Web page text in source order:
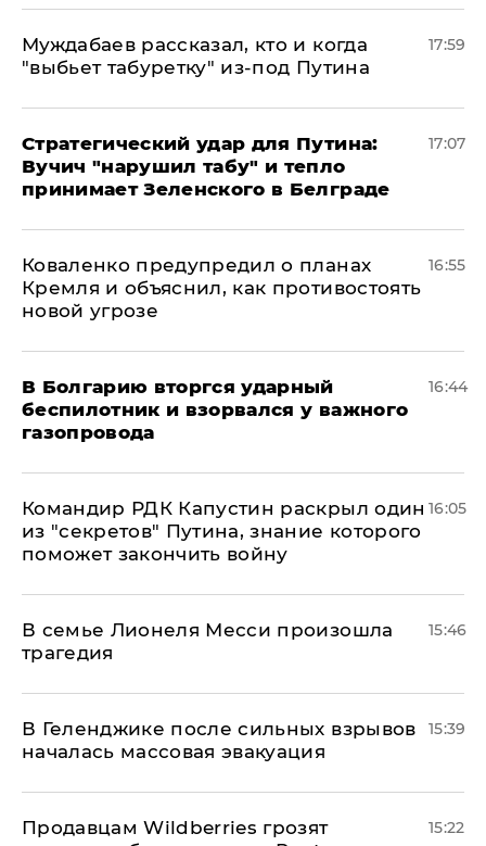
Муждабаев рассказал, кто и когда
"выбьет табуретку" из-под Путина
17:59
Стратегический удар для Путина:
Вучич "нарушил табу" и тепло
принимает Зеленского в Белграде
17:07
Коваленко предупредил о планах
Кремля и объяснил, как противостоять
новой угрозе
16:55
В Болгарию вторгся ударный
беспилотник и взорвался у важного
газопровода
16:44
Командир РДК Капустин раскрыл один
из "секретов" Путина, знание которого
поможет закончить войну
16:05
В семье Лионеля Месси произошла
трагедия
15:46
В Геленджике после сильных взрывов
началась массовая эвакуация
15:39
Продавцам Wildberries грозят
15:22